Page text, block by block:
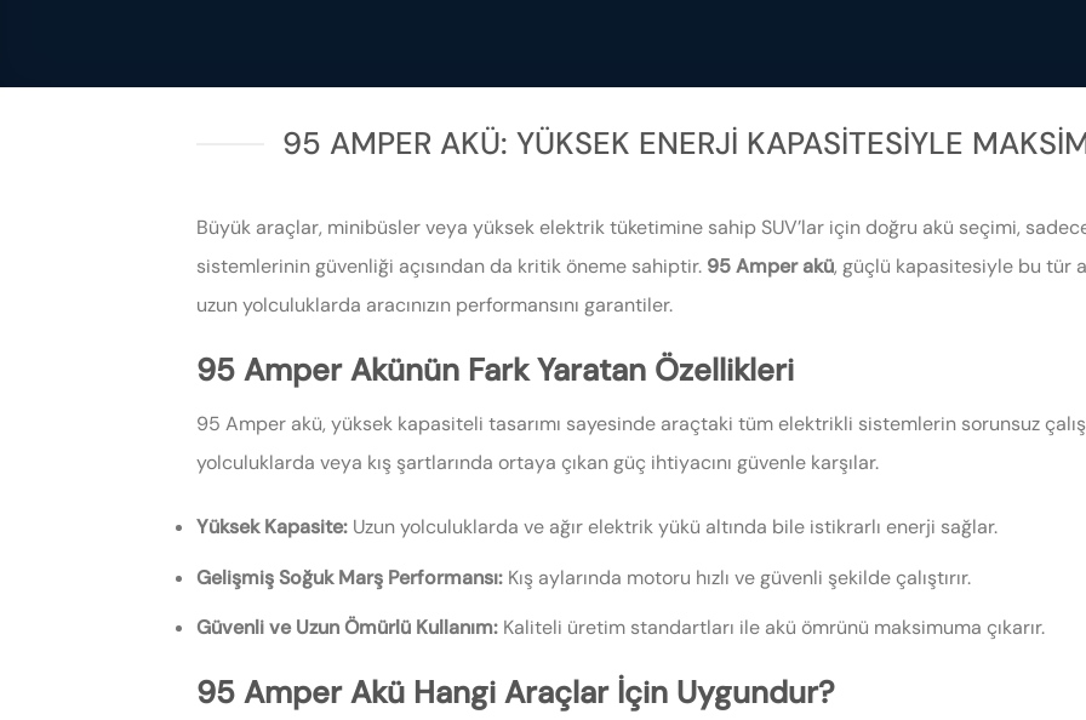
95 AMPER AKÜ: YÜKSEK ENERJI KAPASITESIYLE
Büyük araçlar, minibüsler veya yüksek elektrik tüketimine sahip SUV’lar için doğru akü seçimi,
sistemlerinin güvenliği açısından da kritik öneme sahiptir. 95 Amper akü, güçlü kapasitesiyle bu tür
uzun yolculuklarda aracınızın performansını garantiler.
95 Amper Akünün Fark Yaratan Özellikleri
95 Amper akü, yüksek kapasiteli tasarımı sayesinde araçtaki tüm elektrikli sistemlerin sorunsuz
yolculuklarda veya kış şartlarında ortaya çıkan güç ihtiyacını güvenle karşılar.
Yüksek Kapasite: Uzun yolculuklarda ve ağır elektrik yükü altında bile istikrarlı enerji sağlar.
Gelişmiş Soğuk Marş Performansı: Kış aylarında motoru hızlı ve güvenli şekilde çalıştırır.
Güvenli ve Uzun Ömürlü Kullanım: Kaliteli üretim standartları ile akü ömrünü maksimuma çıkarır.
95 Amper Akü Hangi Araçlar İçin Uygundur?